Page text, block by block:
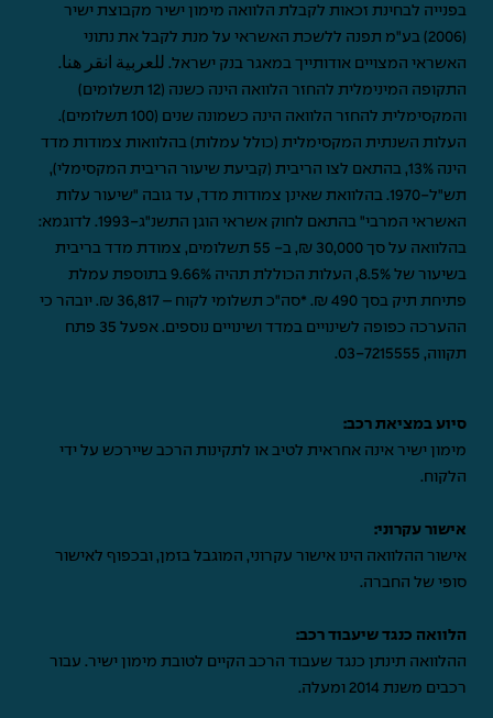
בפנייה לבחינת זכאות לקבלת הלוואה מימון ישיר מקבוצת ישיר
(2006) בע"מ תפנה ללשכת האשראי על מנת לקבל את נתוני
האשראי המצויים אודותייך במאגר בנק ישראל. للعربية انقر هنا.
התקופה המינימלית להחזר הלוואה הינה כשנה (12 תשלומים)
והמקסימלית להחזר הלוואה הינה כשמונה שנים (100 תשלומים).
העלות השנתית המקסימלית (כולל עמלות) בהלוואות צמודות מדד
הינה 13%, בהתאם לצו הריבית (קביעת שיעור הריבית המקסימלי),
תש"ל-1970. בהלוואת שאינן צמודות מדד, עד גובה "שיעור עלות
האשראי המרבי" בהתאם לחוק אשראי הוגן התשנ"ג-1993. לדוגמא:
בהלוואה על סך 30,000 ₪, ב- 55 תשלומים, צמודת מדד בריבית
בשיעור של 8.5%, העלות הכוללת תהיה 9.66% בתוספת עמלת
פתיחת תיק בסך 490 ₪. *סה"כ תשלומי לקוח – 36,817 ₪. יובהר כי
ההערכה כפופה לשינויים במדד ושינויים נוספים. אפעל 35 פתח
תקווה, 03-7215555
.
סיוע במציאת רכב:
מימון ישיר אינה אחראית לטיב או לתקינות הרכב שיירכש על ידי
הלקוח.
אישור עקרוני:
אישור ההלוואה הינו אישור עקרוני, המוגבל בזמן, ובכפוף לאישור
סופי של החברה.
הלוואה כנגד שיעבוד רכב:
ההלוואה תינתן כנגד שעבוד הרכב הקיים לטובת מימון ישיר. עבור
רכבים משנת 2014 ומעלה.